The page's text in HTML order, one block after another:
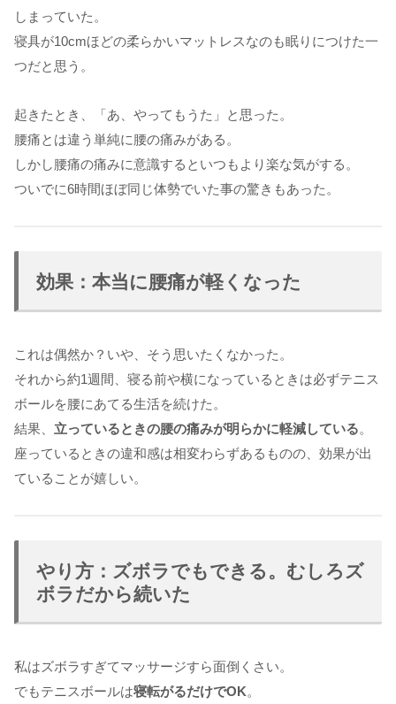
しまっていた。
寝具が10cmほどの柔らかいマットレスなのも眠りにつけた一
つだと思う。
起きたとき、「あ、やってもうた」と思った。
腰痛とは違う単純に腰の痛みがある。
しかし腰痛の痛みに意識するといつもより楽な気がする。
ついでに6時間ほぼ同じ体勢でいた事の驚きもあった。
効果：本当に腰痛が軽くなった
これは偶然か？いや、そう思いたくなかった。
それから約1週間、寝る前や横になっているときは必ずテニス
ボールを腰にあてる生活を続けた。
結果、 立っているときの腰の痛みが明らかに軽減している。
座っているときの違和感は相変わらずあるものの、効果が出
ていることが嬉しい。
やり方：ズボラでもできる。むしろズ
ボラだから続いた
私はズボラすぎてマッサージすら面倒くさい。
でもテニスボールは寝転がるだけでOK。